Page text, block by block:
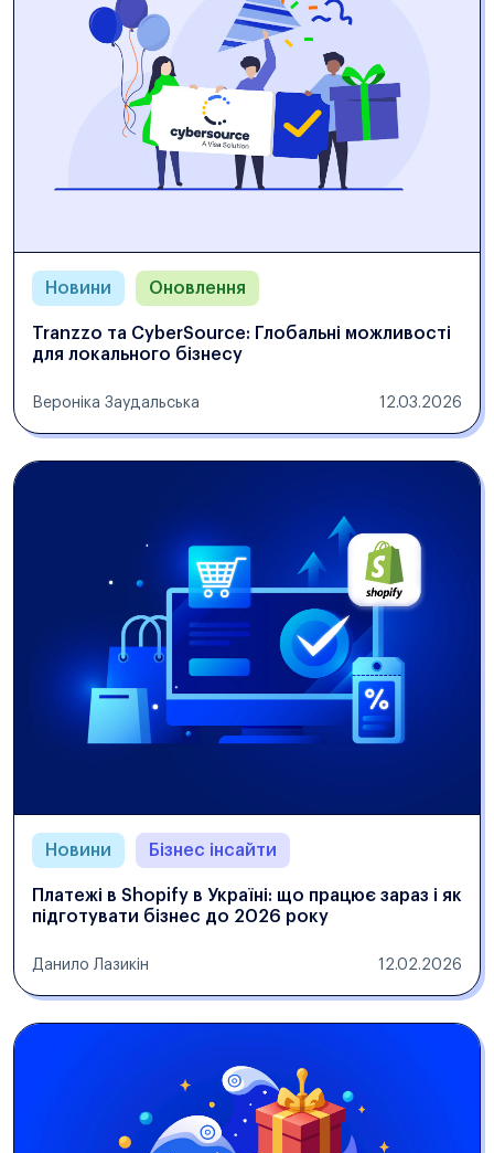
Новини Оновлення
Tranzzo та CyberSource: Глобальні можливості
для локального бізнесу
Вероніка Заудальська 12.03.2026
Новини Бізнес інсайти
Платежі в Shopify в Україні: що працює зараз і як
підготувати бізнес до 2026 року
Данило Лазикін 12.02.2026